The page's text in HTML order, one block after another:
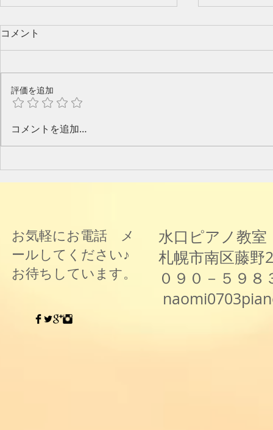
コメント
評価を追加
コメントを追加…
お気軽にお電話 メ
ールしてください♪
お待ちしています。
水口ピアノ教室
札幌市南区藤野
０９０－５９８